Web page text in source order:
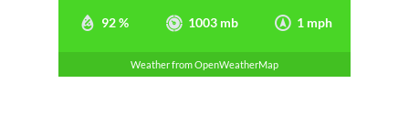
92 % 1003 mb 1 mph
Weather from OpenWeatherMap